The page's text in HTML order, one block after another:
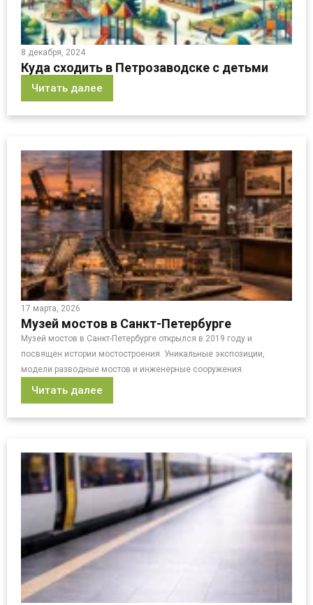
8 декабря, 2024
Куда сходить в Петрозаводске с детьми
Читать далее
17 марта, 2026
Музей мостов в Санкт-Петербурге
Музей мостов в Санкт-Петербурге открылся в 2019 году и
посвящен истории мостостроения. Уникальные экспозиции,
модели разводные мостов и инженерные сооружения.
Читать далее